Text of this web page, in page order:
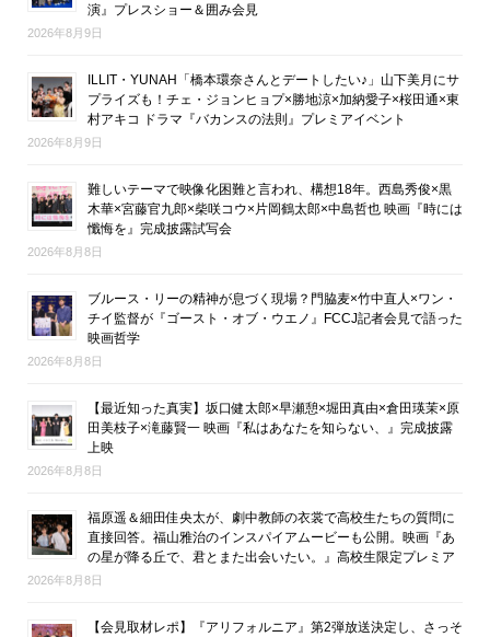
演』プレスショー＆囲み会見
2026年8月9日
ILLIT・YUNAH「橋本環奈さんとデートしたい♪」山下美月にサ
プライズも！チェ・ジョンヒョプ×勝地涼×加納愛子×桜田通×東
村アキコ ドラマ『バカンスの法則』プレミアイベント
2026年8月9日
難しいテーマで映像化困難と言われ、構想18年。西島秀俊×黒
木華×宮藤官九郎×柴咲コウ×片岡鶴太郎×中島哲也 映画『時には
懺悔を』完成披露試写会
2026年8月8日
ブルース・リーの精神が息づく現場？門脇麦×竹中直人×ワン・
チイ監督が『ゴースト・オブ・ウエノ』FCCJ記者会見で語った
映画哲学
2026年8月8日
【最近知った真実】坂口健太郎×早瀬憩×堀田真由×倉田瑛茉×原
田美枝子×滝藤賢一 映画『私はあなたを知らない、』完成披露
上映
2026年8月8日
福原遥＆細田佳央太が、劇中教師の衣裳で高校生たちの質問に
直接回答。福山雅治のインスパイアムービーも公開。映画『あ
の星が降る丘で、君とまた出会いたい。』高校生限定プレミア
2026年8月8日
【会見取材レポ】『アリフォルニア』第2弾放送決定し、さっそ